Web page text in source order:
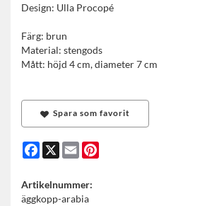
Design: Ulla Procopé
Färg: brun
Material: stengods
Mått: höjd 4 cm, diameter 7 cm
Spara som favorit
Facebook
X Email
Artikelnummer:
äggkopp-arabia